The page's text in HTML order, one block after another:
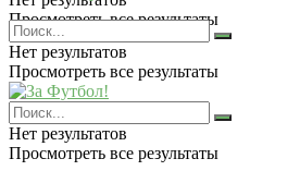
Просмотреть все результаты
Нет результатов
Просмотреть все результаты
Нет результатов
Просмотреть все результаты